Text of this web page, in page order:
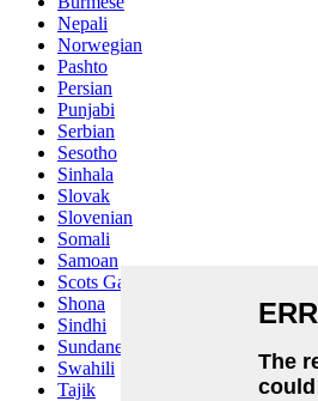
Nepali
Norwegian
Pashto
Persian
Punjabi
Serbian
Sesotho
Sinhala
Slovak
Slovenian
Somali
Samoan
Scots Gaelic
Shona
Sindhi
Sundanese
Swahili
Tajik